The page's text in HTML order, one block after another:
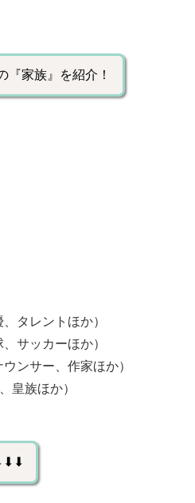
『家族』を紹介！
、タレントほか）
、サッカーほか）
ウンサー、作家ほか）
皇族ほか）